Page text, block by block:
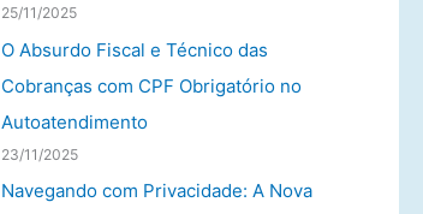
25/11/2025
O Absurdo Fiscal e Técnico das
Cobranças com CPF Obrigatório no
Autoatendimento
23/11/2025
Navegando com Privacidade: A Nova